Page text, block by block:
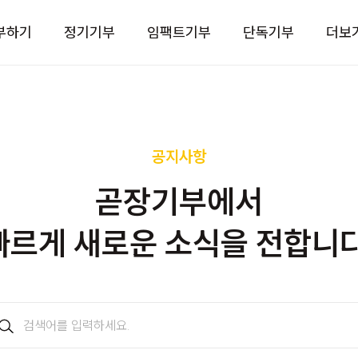
하기 정기기부 임팩트기부 단독기부 더보
공지사항
곧장기부에서
르게 새로운 소식을 전합니